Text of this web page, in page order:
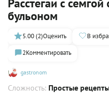
Расстегаи с
бульоном
gastronom
5.00 (2)Оценить В
2Комментировать
Сложность: Простые